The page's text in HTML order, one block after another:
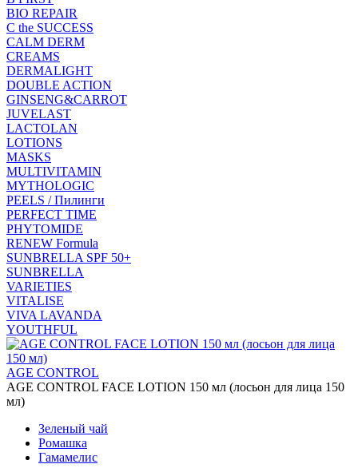
BIO REPAIR
C the SUCCESS
CALM DERM
CREAMS
DERMALIGHT
DOUBLE ACTION
GINSENG&CARROT
JUVELAST
LACTOLAN
LOTIONS
MASKS
MULTIVITAMIN
MYTHOLOGIC
PEELS / Пилинги
PERFECT TIME
PHYTOMIDE
RENEW Formula
SUNBRELLA SPF 50+
SUNBRELLA
VARIETIES
VITALISE
VIVA LAVANDA
YOUTHFUL
AGE CONTROL
AGE CONTROL FACE LOTION 150 мл (лосьон для лица 150
мл)
Зеленый чай
Ромашка
Гамамелис